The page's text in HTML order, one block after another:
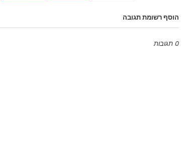
הוסף רשומת תגובה
0 תגובות